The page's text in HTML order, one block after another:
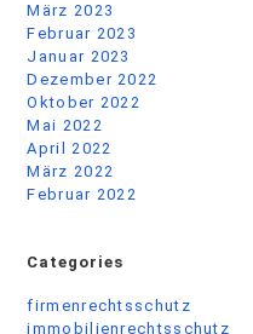
März 2023
Februar 2023
Januar 2023
Dezember 2022
Oktober 2022
Mai 2022
April 2022
März 2022
Februar 2022
Categories
firmenrechtsschutz
immobilienrechtsschutz